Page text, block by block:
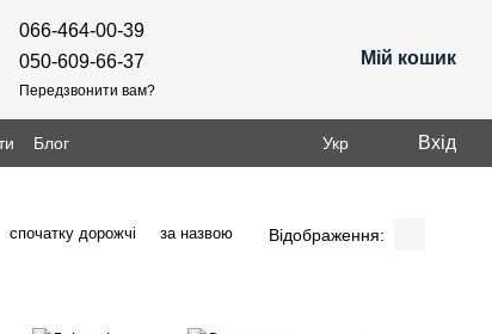
066-464-00-39
050-609-66-37
Передзвонити вам?
Мій кошик
Блог Укр Вхід
спочатку дорожчі за назвою Відображення: